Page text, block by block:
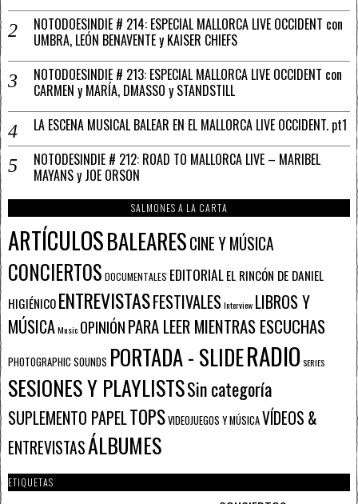
NOTODOESINDIE # 214: ESPECIAL MALLORCA LIVE OCCIDENT con
UMBRA, LEÓN BENAVENTE y KAISER CHIEFS
NOTODOESINDIE # 213: ESPECIAL MALLORCA LIVE OCCIDENT con
CARMEN y MARÍA, DMASSO y STANDSTILL
LA ESCENA MUSICAL BALEAR EN EL MALLORCA LIVE OCCIDENT. pt1
NOTODESINDIE # 212: ROAD TO MALLORCA LIVE – MARIBEL
MAYANS y JOE ORSON
SALMONES A LA CARTA
ARTÍCULOSBALEARESCINE Y MÚSICA
CONCIERTOS DOCUMENTALES EDITORIALEL RINCÓN DE DANIEL
HIGIÉNICOENTREVISTASFESTIVALESInterview LIBROS Y
MÚSICAMusic OPINIÓNPARA LEER MIENTRAS ESCUCHAS
PHOTOGRAPHIC SOUNDS PORTADA - SLIDERADIO SERIES
SESIONES Y PLAYLISTSSin categoría
SUPLEMENTO PAPELTOPSVIDEOJUEGOS Y MÚSICAVÍDEOS &
ENTREVISTASÁLBUMES
ETIQUETAS